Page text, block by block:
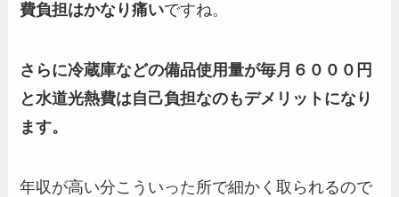
費負担はかなり痛いですね。
さらに冷蔵庫などの備品使用量が毎月６０００円
と水道光熱費は自己負担なのもデメリットになり
ます。
年収が高い分こういった所で細かく取られるので